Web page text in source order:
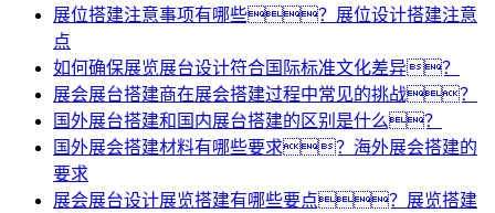
展位搭建注意事项有哪些？展位设计搭建注意
点
如何确保展览展台设计符合国际标准文化差异？
展会展台搭建商在展会搭建过程中常见的挑战？
国外展台搭建和国内展台搭建的区别是什么？
国外展会搭建材料有哪些要求？海外展会搭建的
要求
展会展台设计展览搭建有哪些要点？展览搭建